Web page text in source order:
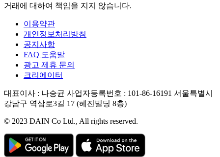
거래에 대하여 책임을 지지 않습니다.
이용약관
개인정보처리방침
공지사항
FAQ 도움말
광고 제휴 문의
크리에이터
대표이사 : 나승균 사업자등록번호 : 101-86-16191 서울특별시
강남구 역삼로3길 17 (혜진빌딩 8층)
© 2023 DAIN Co Ltd., All rights reserved.